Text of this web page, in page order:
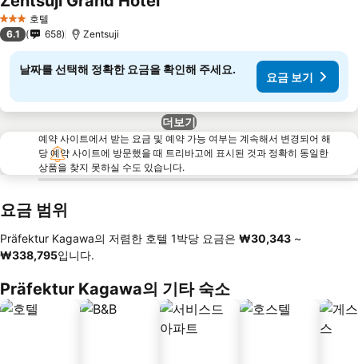
3 성급 호텔
요금 보기
6.1 658 Zentsuji
날짜를 선택해 정확한 요금을 확인해 주세요.
요금 보기
더보기
예약 사이트에서 받는 요금 및 예약 가능 여부는 계속해서 변경되어 해
당 예약 사이트에 방문했을 때 트리바고에 표시된 것과 정확히 동일한
상품을 찾지 못하실 수도 있습니다.
요금 범위
Präfektur Kagawa의 저렴한 호텔 1박당 요금은 ‎₩30,343 ~
‎₩338,795입니다.
Präfektur Kagawa의 기타 숙소